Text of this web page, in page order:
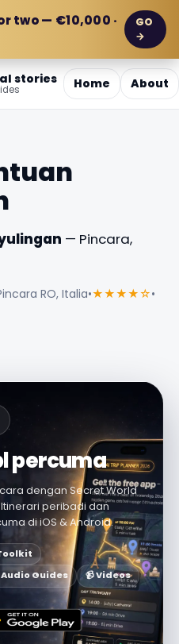
two — €10,000 ·
GO
→
stories Home About
— Pincara,
RO, Italia•★★★★☆•
percuma
dengan Secret World
peribadi dan
di iOS & Android.
Audio Guides 📹 Videos